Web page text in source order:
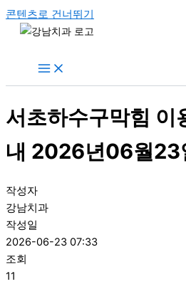
콘텐츠로 건너뛰기
서초하수구막힘 이
내 2026년06월23
작성자
강남치과
작성일
2026-06-23 07:33
조회
11